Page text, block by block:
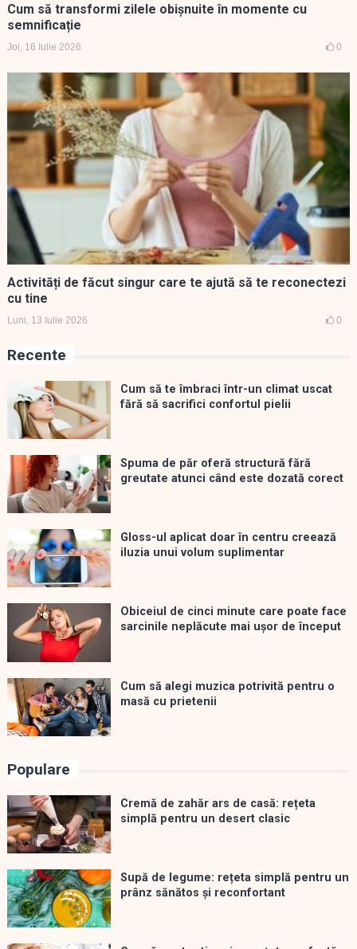
Cum să transformi zilele obișnuite în momente cu
semnificație
Joi, 16 Iulie 2026 0
Activități de făcut singur care te ajută să te reconectezi
cu tine
Luni, 13 Iulie 2026 0
Recente
Cum să te îmbraci într-un climat uscat
fără să sacrifici confortul pielii
Spuma de păr oferă structură fără
greutate atunci când este dozată corect
Gloss-ul aplicat doar în centru creează
iluzia unui volum suplimentar
Obiceiul de cinci minute care poate face
sarcinile neplăcute mai ușor de început
Cum să alegi muzica potrivită pentru o
masă cu prietenii
Populare
Cremă de zahăr ars de casă: rețeta
simplă pentru un desert clasic
Supă de legume: rețeta simplă pentru un
prânz sănătos și reconfortant